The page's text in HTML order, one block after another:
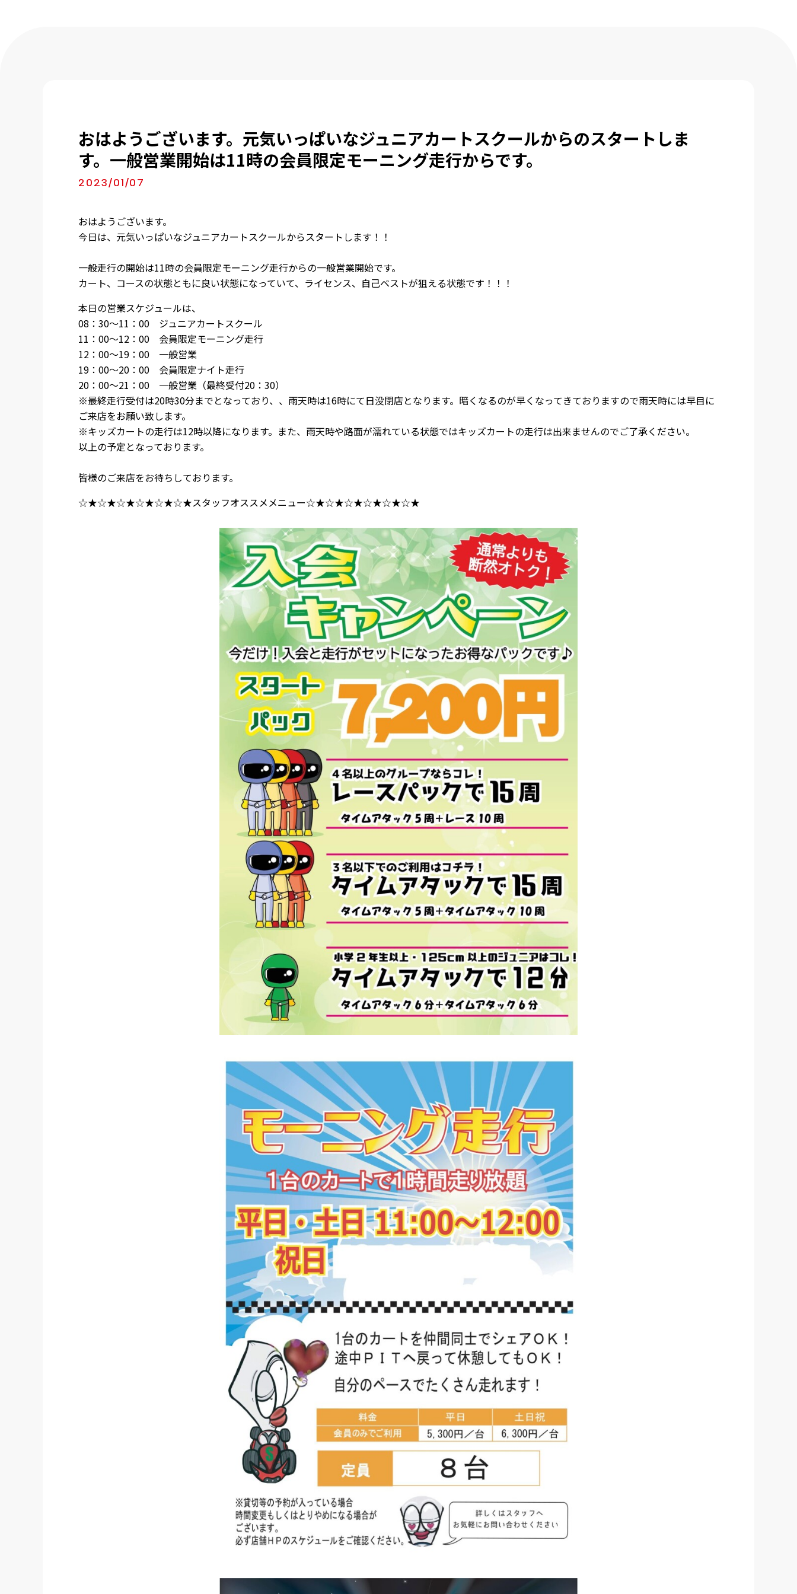
おはようございます。元気いっぱいなジュニアカートスクールからのスタートしま
す。一般営業開始は11時の会員限定モーニング走行からです。
2023/01/07
おはようございます。
今日は、元気いっぱいなジュニアカートスクールからスタートします！！
一般走行の開始は11時の会員限定モーニング走行からの一般営業開始です。
カート、コースの状態ともに良い状態になっていて、ライセンス、自己ベストが狙える状態です！！！
本日の営業スケジュールは、
08：30～11：00 ジュニアカートスクール
11：00～12：00 会員限定モーニング走行
12：00～19：00 一般営業
19：00～20：00 会員限定ナイト走行
20：00～21：00 一般営業（最終受付20：30）
※最終走行受付は20時30分までとなっており、、雨天時は16時にて日没閉店となります。暗くなるのが早くなってきておりますので雨天時には早目に
ご来店をお願い致します。
※キッズカートの走行は12時以降になります。また、雨天時や路面が濡れている状態ではキッズカートの走行は出来ませんのでご了承ください。
以上の予定となっております。
皆様のご来店をお待ちしております。
☆★☆★☆★☆★☆★☆★スタッフオススメメニュー☆★☆★☆★☆★☆★☆★